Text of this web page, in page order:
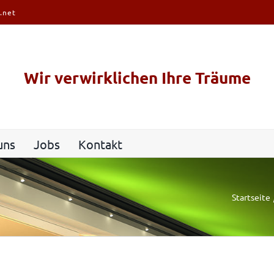
Wir verwirklichen Ihre Träume
Jobs Kontakt
Startseite